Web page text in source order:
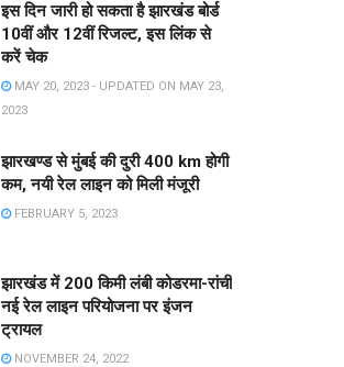
इस दिन जारी हो सकता है झारखंड बोर्ड
10वीं और 12वीं रिजल्ट, इस लिंक से
करें चेक
MAY 20, 2023 - UPDATED ON MAY 23,
2023
झारखण्ड से मुंबई की दुरी 400 km होगी
कम, नयी रेल लाइन को मिली मंजूरी
FEBRUARY 5, 2023
झारखंड में 200 किमी लंबी कोडरमा-रांची
नई रेल लाइन परियोजना पर इंजन
ट्रायल
NOVEMBER 24, 2022